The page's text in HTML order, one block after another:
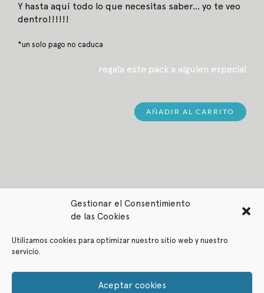
Gestionar el Consentimiento
de las Cookies
Utilizamos cookies para optimizar nuestro sitio web y nuestro
servicio.
Aceptar cookies
Y hasta aquí todo lo que necesitas saber… yo te veo
dentro!!!!!!
*un solo pago no caduca
regala este pack a alguien especial
AÑADIR AL CARRITO
Política de cookies